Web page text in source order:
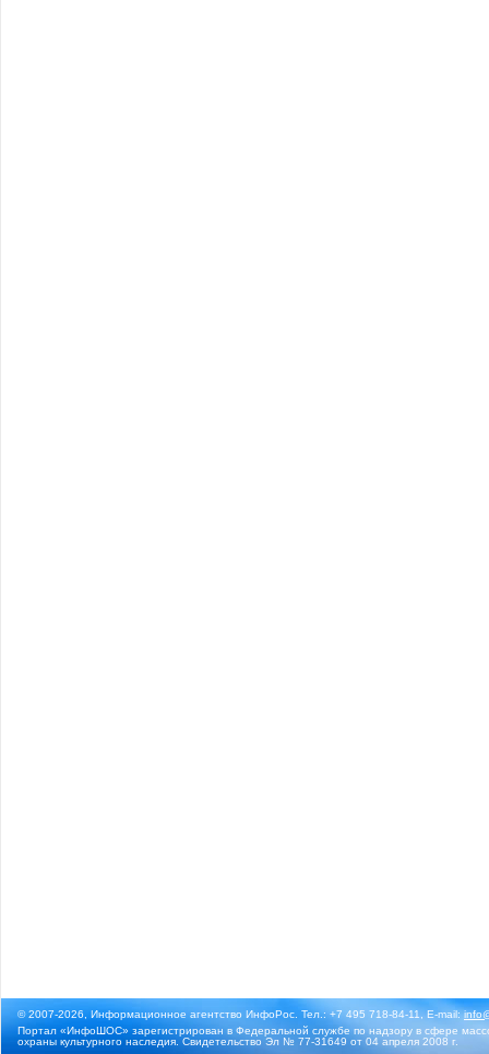
© 2007-2026, Информационное агентство ИнфоРос. Тел.: +7 495 718-84-11, E-mail:
Портал «ИнфоШОС» зарегистрирован в Федеральной службе по надзору в сфере
охраны культурного наследия. Свидетельство Эл № 77-31649 от 04 апреля 2008 г.